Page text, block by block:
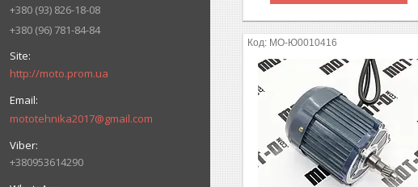
+380 (93) 826-18-08
+380 (96) 781-84-84
http://moto.prom.ua
mototehnika2017@gmail.com
+380953614290
MO-Ю0010416